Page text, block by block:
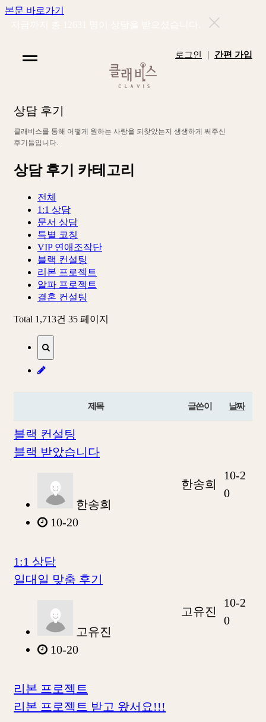
본문 바로가기
로그인 | 간편 가입
상담 후기
클래 비 스를 통해 어 떻게 원하는 사랑을 되 찾았는지 생생하게 써 주신
후기 들입 니 다.
상담 후기 카테고리
전체
1:1 상담
문서 상담
특별 코칭
VIP 연애조작단
블랙 컨설팅
리본 프로젝트
알파 프로젝트
결혼 컨설팅
Total 1,713건 35 페이지
제목 글쓴이 날짜
블랙 컨설팅
블랙 받았습니다
한송희
10-20
한송희
10-2
0
1:1 상담
일대일 맞춤 후기
고유진
10-20
고유진
10-2
0
리본 프로젝트
리본 프로젝트 받고 왔서요!!!